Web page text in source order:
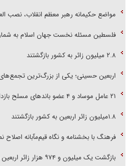
مواضع حکیمانه رهبر معظم انقلاب، نصب
فلسطین مسئله نخست جهان اسلام به
۲.۸ میلیون زائر به کشور بازگشتند
اربعین حسینی؛ یکی از بزرگ‌ترین
۲۱ عامل موساد و ۴ عضو باند‌های مسلح بازداشت شدند
۱.۸میلیون زائر اربعین به کشور بازگشتند
فرهنگ با بخشنامه و نگاه قیم‌مآبانه اصلاح
بازگشت یک میلیون و ۹۷۴ هزار زائر اربعین به کشور